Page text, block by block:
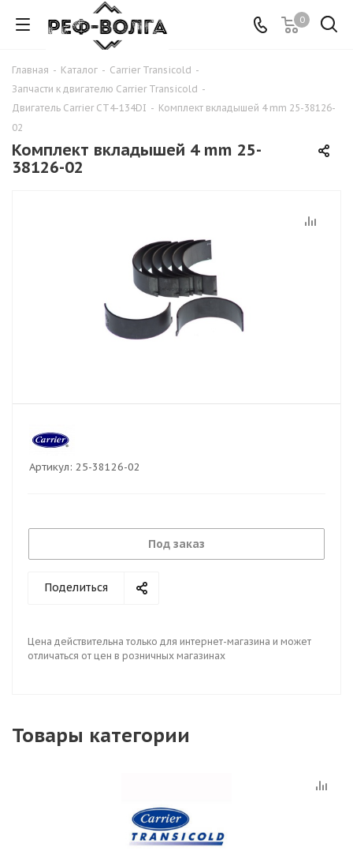
0
Главная - Каталог - Carrier Transicold -
Запчасти к двигателю Carrier Transicold -
Двигатель Carrier CT4-134DI - Комплект вкладышей 4 mm 25-38126-
02
Комплект вкладышей 4 mm 25-
38126-02
Артикул: 25-38126-02
Под заказ
Поделиться
Цена действительна только для интернет-магазина и может
отличаться от цен в розничных магазинах
Товары категории